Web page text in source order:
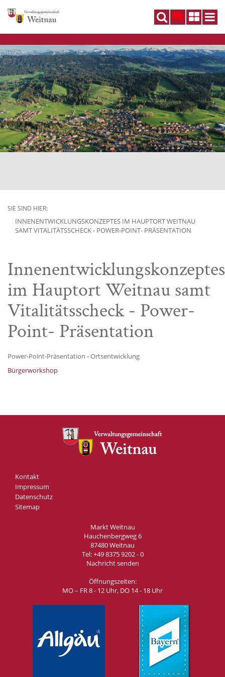
DE
SIE SIND HIER:
INNENENTWICKLUNGSKONZEPTES IM HAUPTORT WEITNAU
SAMT VITALITÄTSSCHECK - POWER-POINT- PRÄSENTATION
Innenentwicklungskonzeptes
im Hauptort Weitnau samt
Vitalitätsscheck - Power-
Point- Präsentation
Power-Point-Präsentation - Ortsentwicklung
Bürgerworkshop
Kontakt
Impressum
Datenschutz
Sitemap
Markt Weitnau
Hauchenbergweg 6
87480 Weitnau
Tel:+49 8375 9202 - 0
Nachricht senden
Öffnungszeiten:
MO – FR 8 - 12 Uhr, DO 14 - 18 Uhr